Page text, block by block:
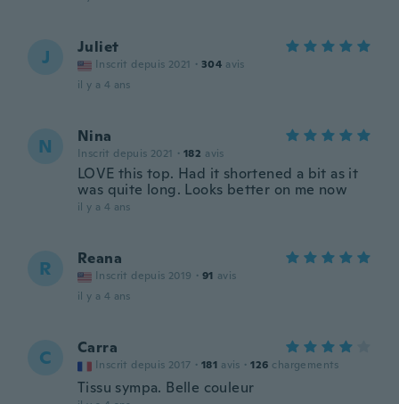
J Juliet
Inscrit depuis 2021 · 304 avis
il y a 4 ans
N Nina
Inscrit depuis 2021 · 182 avis
LOVE this top. Had it shortened a bit as it
was quite long. Looks better on me now
il y a 4 ans
R Reana
Inscrit depuis 2019 · 91 avis
il y a 4 ans
C Carra
Inscrit depuis 2017 · 181 avis · 126 chargements
Tissu sympa. Belle couleur